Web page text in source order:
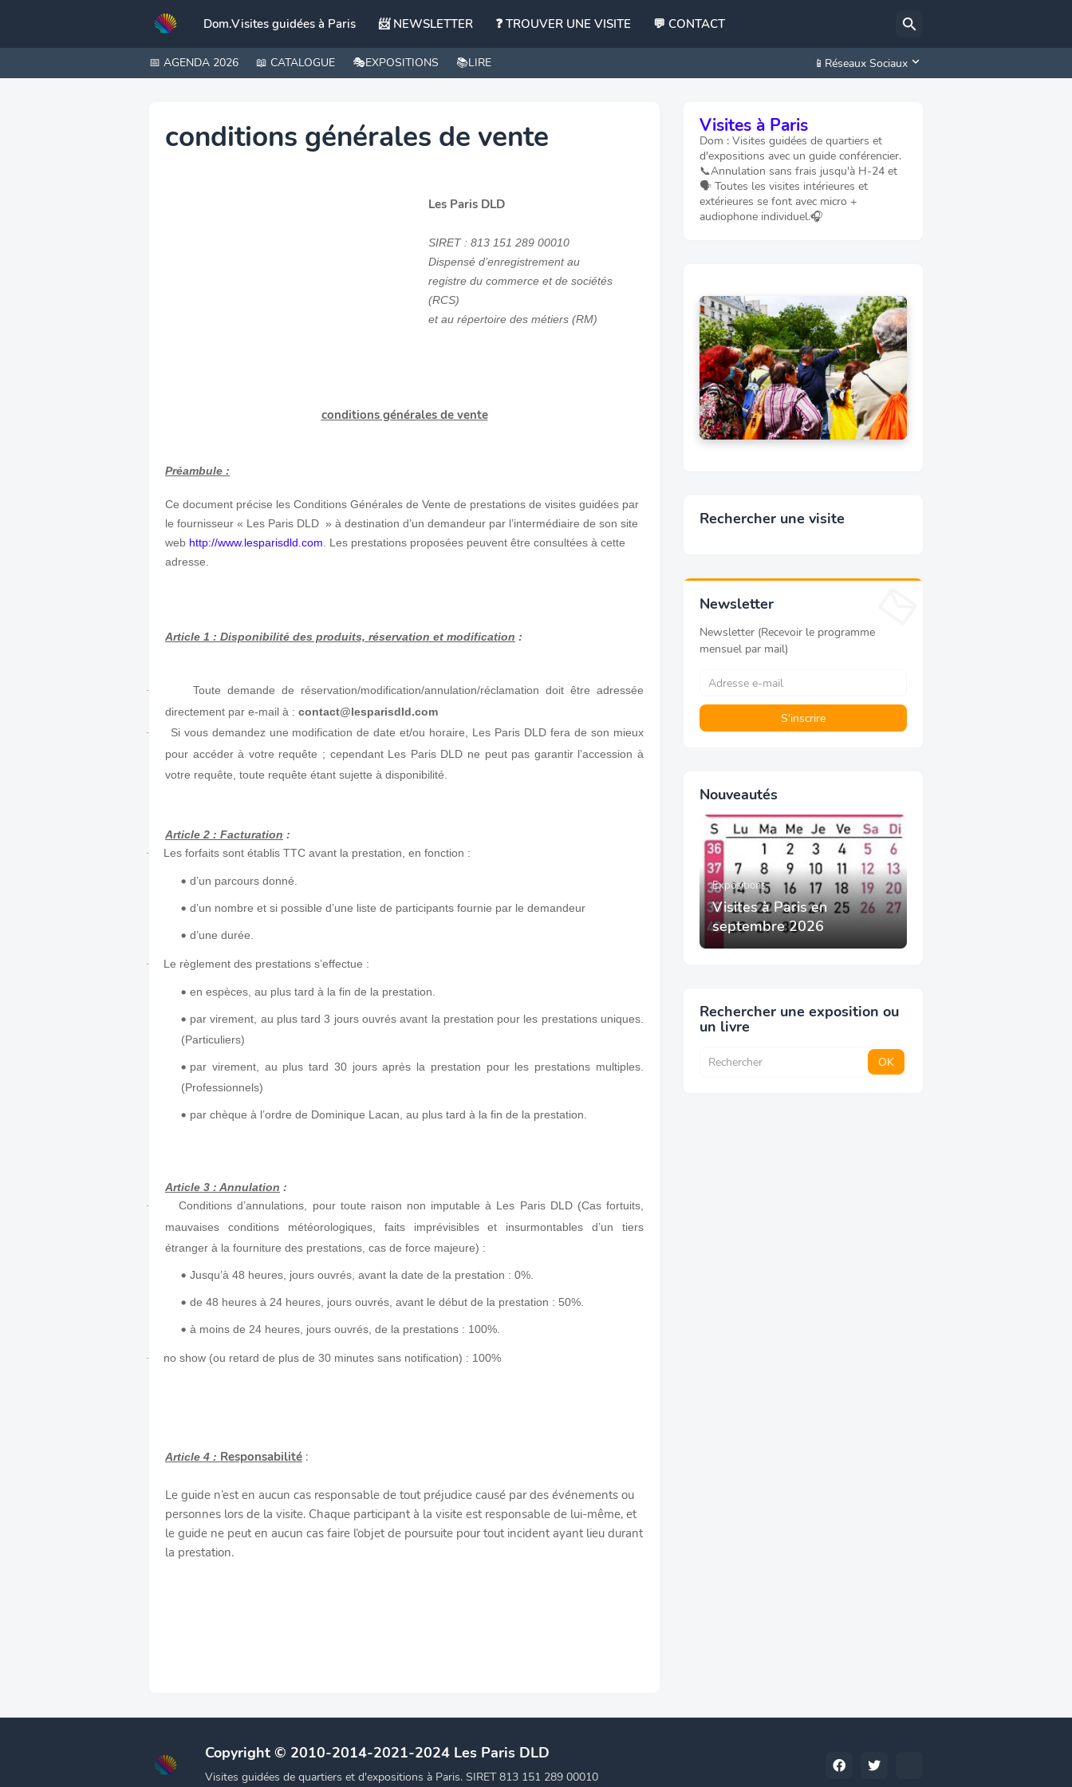
Dom.Visites guidées à Paris 📨 NEWSLETTER ❓ TROUVER UNE VISITE 💬 CONTACT
📅 AGENDA 2026 📖 CATALOGUE 🎭EXPOSITIONS 📚LIRE 📱Réseaux Sociaux
conditions générales de vente
Les Paris DLD
SIRET : 813 151 289 00010
Dispensé d’enregistrement au
registre du commerce et de sociétés
(RCS)
et au répertoire des métiers (RM)
conditions générales de vente
Préambule :
Ce document précise les Conditions Générales de Vente de prestations de visites guidées par
le fournisseur « Les Paris DLD » à destination d’un demandeur par l’intermédiaire de son site
web http://www.lesparisdld.com . Les prestations proposées peuvent être consultées à cette
adresse.
Article 1 : Disponibilité des produits, réservation et modification :
·
Toute demande de réservation/modification/annulation/réclamation doit être adressée
directement par e-mail à : contact@lesparisdld.com
·
Si vous demandez une modification de date et/ou horaire, Les Paris DLD fera de son mieux
pour accéder à votre requête ; cependant Les Paris DLD ne peut pas garantir l’accession à
votre requête, toute requête étant sujette à disponibilité.
Article 2 : Facturation :
· Les forfaits sont établis TTC avant la prestation, en fonction :
d’un parcours donné.
d’un nombre et si possible d’une liste de participants fournie par le demandeur
d’une durée.
· Le règlement des prestations s’effectue :
en espèces, au plus tard à la fin de la prestation.
par virement, au plus tard 3 jours ouvrés avant la prestation pour les prestations uniques.
(Particuliers)
par virement, au plus tard 30 jours après la prestation pour les prestations multiples.
(Professionnels)
par chèque à l’ordre de Dominique Lacan, au plus tard à la fin de la prestation.
Article 3 : Annulation :
·
Conditions d’annulations, pour toute raison non imputable à Les Paris DLD (Cas fortuits,
mauvaises conditions météorologiques, faits imprévisibles et insurmontables d’un tiers
étranger à la fourniture des prestations, cas de force majeure) :
Jusqu’à 48 heures, jours ouvrés, avant la date de la prestation : 0%.
de 48 heures à 24 heures, jours ouvrés, avant le début de la prestation : 50%.
à moins de 24 heures, jours ouvrés, de la prestations : 100%.
· no show (ou retard de plus de 30 minutes sans notification) : 100%
Article 4 : Responsabilité :
Le guide n’est en aucun cas responsable de tout préjudice causé par des événements ou
personnes lors de la visite. Chaque participant à la visite est responsable de lui-même, et
le guide ne peut en aucun cas faire l’objet de poursuite pour tout incident ayant lieu durant
la prestation.
Visites à Paris
Dom : Visites guidées de quartiers et
d'expositions avec un guide conférencier.
📞Annulation sans frais jusqu'à H-24 et
🗣️ Toutes les visites intérieures et
extérieures se font avec micro +
audiophone individuel.🎧
Rechercher une visite
Newsletter
Newsletter (Recevoir le programme
mensuel par mail)
Nouveautés
Expositions
Visites à Paris en
septembre 2026
Rechercher une exposition ou
un livre
Copyright © 2010-2014-2021-2024 Les Paris DLD
Visites guidées de quartiers et d'expositions à Paris. SIRET 813 151 289 00010